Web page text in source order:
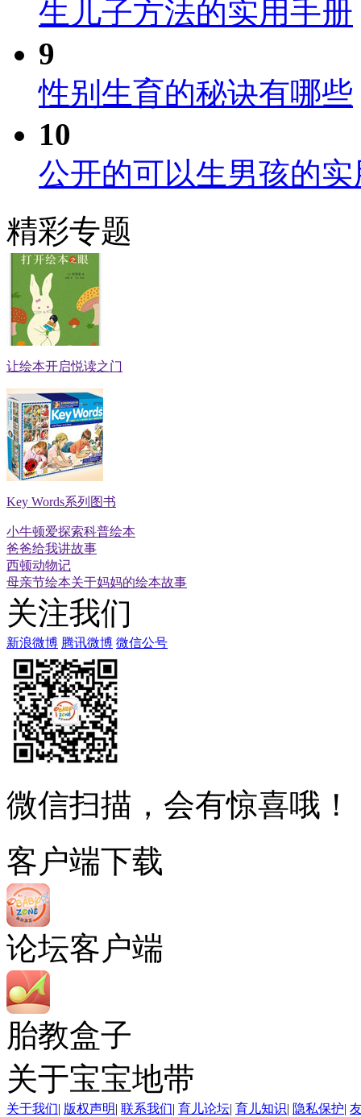
生儿子方法的实用手册
9
性别生育的秘诀有哪些
10
公开的可以生男孩的
精彩专题
让绘本开启悦读之门
Key Words系列图书
小牛顿爱探索科普绘本
爸爸给我讲故事
西顿动物记
母亲节绘本关于妈妈的绘本故事
关注我们
新浪微博 腾讯微博 微信公号
微信扫描，会有惊喜哦！
客户端下载
论坛客户端
胎教盒子
关于宝宝地带
关于我们| 版权声明| 联系我们| 育儿论坛| 育儿知识| 隐私保护|